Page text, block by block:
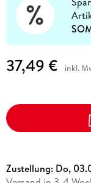
37,49 € inkl.
Zustellung: Do,